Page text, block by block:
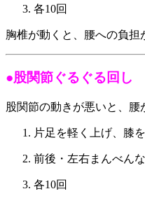
各10回
胸椎が動くと、腰への負担
●股関節ぐるぐる回し
股関節の動きが悪いと、腰
片足を軽く上げ、膝
前後・左右まんべんな
各10回